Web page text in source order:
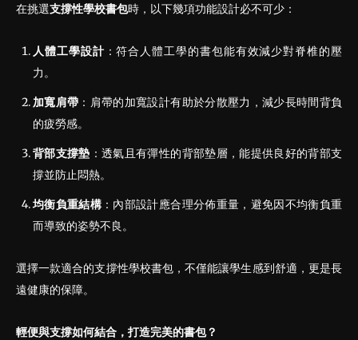
在挑選支撐性學校書包時，以下幾項功能設計必不可少：
人體工學設計：符合人體工學的書包能有效減少對脊椎的壓
力。
加寬肩帶 ：肩帶的加寬設計有助於分散壓力，減少長時間背負
的疲勞感。
背部支撐墊 ：透氣且有彈性的背部墊層，能提供良好的背部支
撐並防止悶熱。
均衡負重結構：內部設計應合理分佈重量，避免因不均衡負重
而導致的姿勢不良。
選擇一款適合的支撐性學校書包，不僅能讓學生感到舒適，更是長
遠健康的保障。
輕便與支撐如何結合，打造完美的書包？